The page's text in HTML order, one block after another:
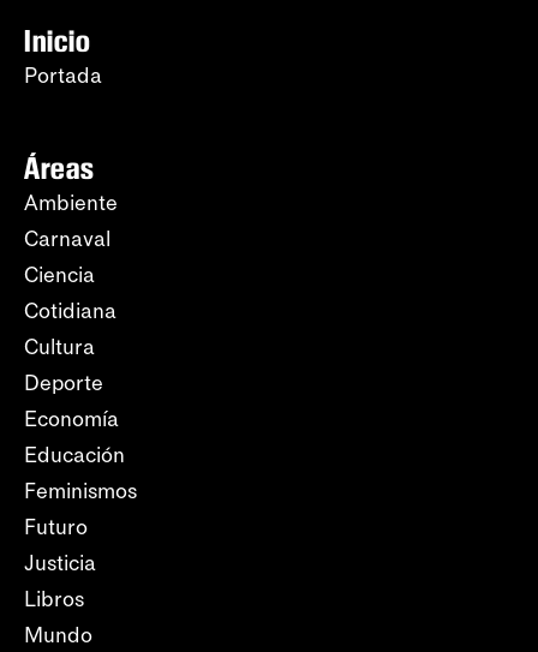
Inicio
Portada
Áreas
Ambiente
Carnaval
Ciencia
Cotidiana
Cultura
Deporte
Economía
Educación
Feminismos
Futuro
Justicia
Libros
Mundo